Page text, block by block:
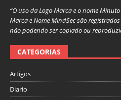
“O uso da Logo Marca e o nome
Marca e Nome MindSec são
não podendo ser copiado ou
CATEGORIAS
Artigos
Diario